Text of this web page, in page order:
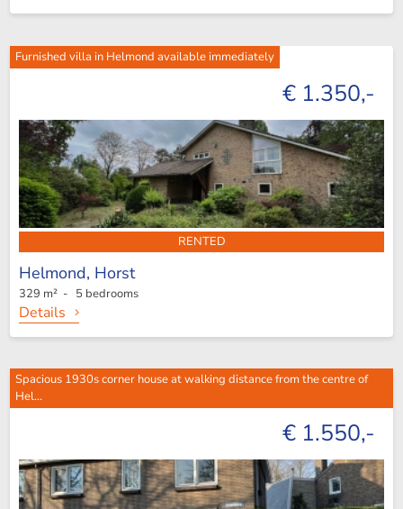
Furnished villa in Helmond available immediately
€ 1.350,-
RENTED
Helmond, Horst
329 m² - 5 bedrooms
Details
Spacious 1930s corner house at walking distance from the centre of
Hel...
€ 1.550,-